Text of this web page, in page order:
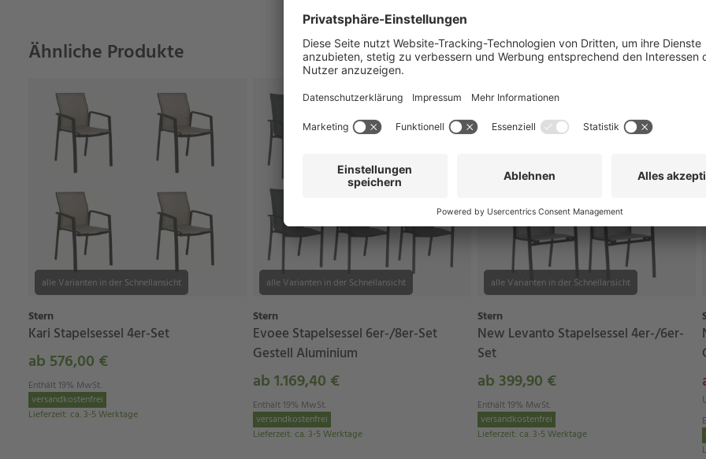
Ähnliche Produkte
alle Varianten in der Schnellansicht
Stern
Kari Stapelsessel 4er-Set
ab 576,00 €
Enthält 19% MwSt.
versandkostenfrei
Lieferzeit: ca. 3-5 Werktage
alle Varianten in der Schnellansicht
Stern
Evoee Stapelsessel 6er-/8er-Set
Gestell Aluminium
ab 1.169,40 €
Enthält 19% MwSt.
versandkostenfrei
Lieferzeit: ca. 3-5 Werktage
alle Varianten in der Schnellansicht
Stern
New Levanto Stapelsessel 4er-/6er-
Set
ab 399,90 €
Enthält 19% MwSt.
versandkostenfrei
Lieferzeit: ca. 3-5 Werktage